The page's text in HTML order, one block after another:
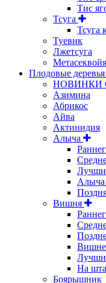
Тис
Тсуга
Тсуга
Туевик
Лжетсуга
Метасеквойя
Плодовые деревья
НОВИНКИ
Азимина
Абрикос
Айва
Актинидия
Алыча
Алыча
Вишня
На
Боярышник